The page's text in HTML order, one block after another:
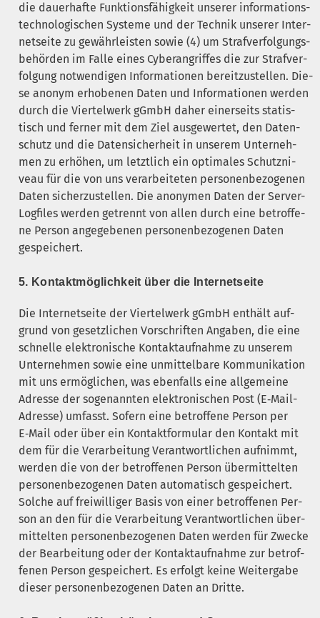
die dau­er­haf­te Funk­ti­ons­fä­hig­keit unse­rer infor­ma­ti­ons­
tech­no­lo­gi­schen Sys­te­me und der Tech­nik unse­rer Inter­
net­sei­te zu gewähr­leis­ten sowie (4) um Straf­ver­fol­gungs­
be­hör­den im Fal­le eines Cyber­an­grif­fes die zur Straf­ver­
fol­gung not­wen­di­gen Infor­ma­tio­nen bereit­zu­stel­len. Die­
se anonym erho­be­nen Daten und Infor­ma­tio­nen wer­den
durch die Vier­tel­werk gGmbH daher einer­seits sta­tis­
tisch und fer­ner mit dem Ziel aus­ge­wer­tet, den Daten­
schutz und die Daten­si­cher­heit in unse­rem Unter­neh­
men zu erhö­hen, um letzt­lich ein opti­ma­les Schutz­ni­
veau für die von uns ver­ar­bei­te­ten per­so­nen­be­zo­ge­nen
Daten sicher­zu­stel­len. Die anony­men Daten der Ser­ver-
Log­files wer­den getrennt von allen durch eine betrof­fe­
ne Per­son ange­ge­be­nen per­so­nen­be­zo­ge­nen Daten
gespeichert.
5. Kon­takt­mög­lich­keit über die Internetseite
Die Inter­net­sei­te der Vier­tel­werk gGmbH ent­hält auf­
grund von gesetz­li­chen Vor­schrif­ten Anga­ben, die eine
schnel­le elek­tro­ni­sche Kon­takt­auf­nah­me zu unse­rem
Unter­neh­men sowie eine unmit­tel­ba­re Kom­mu­ni­ka­ti­on
mit uns ermög­li­chen, was eben­falls eine all­ge­mei­ne
Adres­se der soge­nann­ten elek­tro­ni­schen Post (E‑Mail-
Adres­se) umfasst. Sofern eine betrof­fe­ne Per­son per
E‑Mail oder über ein Kon­takt­for­mu­lar den Kon­takt mit
dem für die Ver­ar­bei­tung Ver­ant­wort­li­chen auf­nimmt,
wer­den die von der betrof­fe­nen Per­son über­mit­tel­ten
per­so­nen­be­zo­ge­nen Daten auto­ma­tisch gespei­chert.
Sol­che auf frei­wil­li­ger Basis von einer betrof­fe­nen Per­
son an den für die Ver­ar­bei­tung Ver­ant­wort­li­chen über­
mit­tel­ten per­so­nen­be­zo­ge­nen Daten wer­den für Zwe­cke
der Bear­bei­tung oder der Kon­takt­auf­nah­me zur betrof­
fe­nen Per­son gespei­chert. Es erfolgt kei­ne Wei­ter­ga­be
die­ser per­so­nen­be­zo­ge­nen Daten an Dritte.